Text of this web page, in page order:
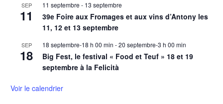
SEP
11
11 septembre - 13 septembre
39e Foire aux Fromages et aux vins d’Antony les
11, 12 et 13 septembre
SEP
18
18 septembre-18 h 00 min -20 septembre-3 h 00 min
Big Fest, le festival « Food et Teuf » 18 et 19
septembre à la Felicità
Voir le calendrier